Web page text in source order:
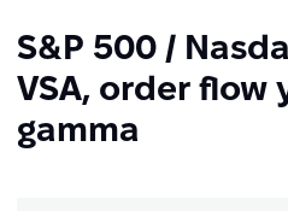
S&P 500 /
VSA, order flow
gamma